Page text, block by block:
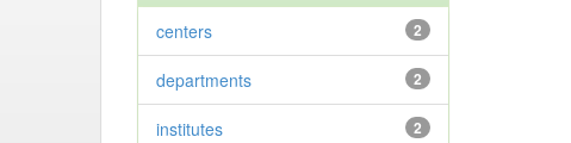
2
centers
2
departments
2
institutes